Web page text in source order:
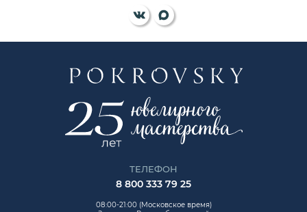
ТЕЛЕФОН
8 800 333 79 25
08:00-21:00 (Московское время)